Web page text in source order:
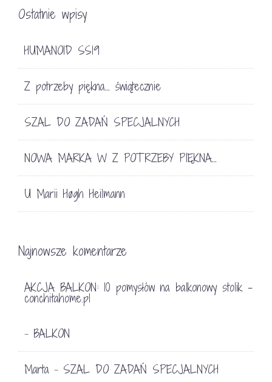
Ostatnie wpisy
HUMANOID SS19
Z potrzeby piękna… świątecznie
SZAL DO ZADAŃ SPECJALNYCH
NOWA MARKA W Z POTRZEBY PIĘKNA…
U Marii Høgh Heilmann
Najnowsze komentarze
AKCJA BALKON: 10 pomysłów na balkonowy stolik -
conchitahome.pl
- BALKON
Marta - SZAL DO ZADAŃ SPECJALNYCH